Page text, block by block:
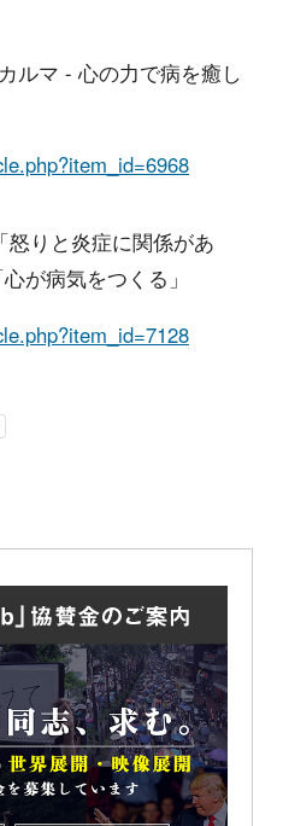
ルマ - 心の力で病を癒し
怒りと炎症に関係があ
が病気をつくる」